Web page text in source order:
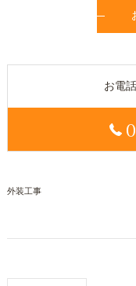
お電
外装工事